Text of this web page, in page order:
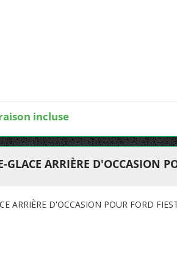
incluse
GLACE ARRIÈRE D'OCCASION
ARRIÈRE D'OCCASION POUR FORD